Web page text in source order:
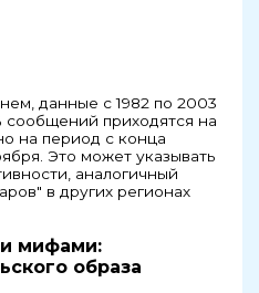
данные с 1982 по 2003
сообщений приходятся на
на период с конца
Это может указывать
аналогичный
в других регионах
мифами:
образа